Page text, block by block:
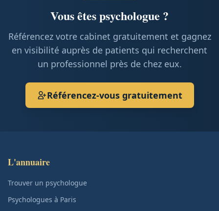
Vous êtes psychologue ?
Référencez votre cabinet gratuitement et gagnez
en visibilité auprès de patients qui recherchent
un professionnel près de chez eux.
Référencez-vous gratuitement
L'annuaire
Trouver un psychologue
Psychologues à Paris